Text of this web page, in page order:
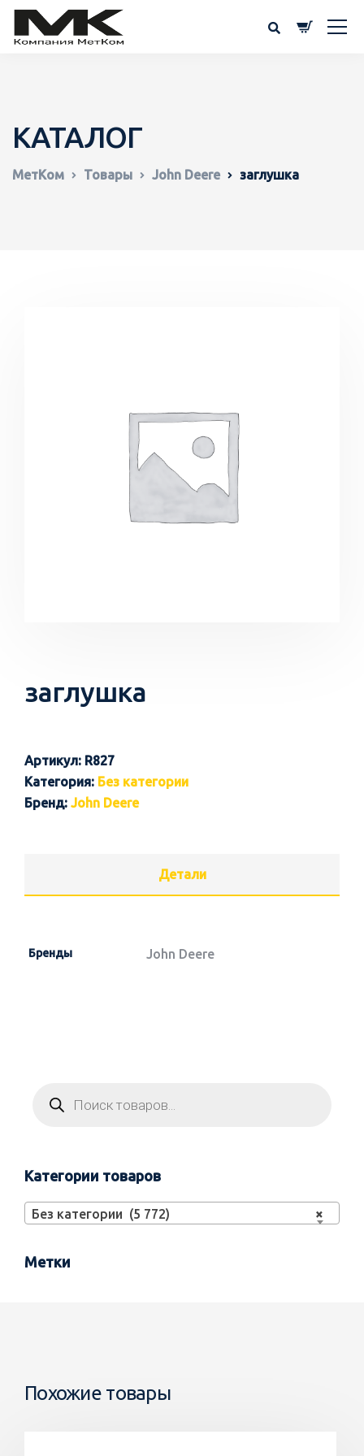
КАТАЛОГ
МетКом Товары John Deere заглушка
заглушка
Артикул: R827
Категория: Без категории
Бренд: John Deere
Детали
Бренды John Deere
Категории товаров
×
Без категории (5 772)
Метки
Похожие товары